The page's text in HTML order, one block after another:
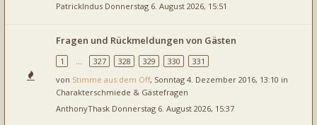
PatrickIndus Donnerstag 6. August 2026, 15:51
Fragen und Rückmeldungen von Gästen
1 … 327 328 329 330
331
von Stimme aus dem Off, Sonntag 4. Dezember 2016, 13:10 in
Charakterschmiede & Gästefragen
AnthonyThask Donnerstag 6. August 2026, 15:37